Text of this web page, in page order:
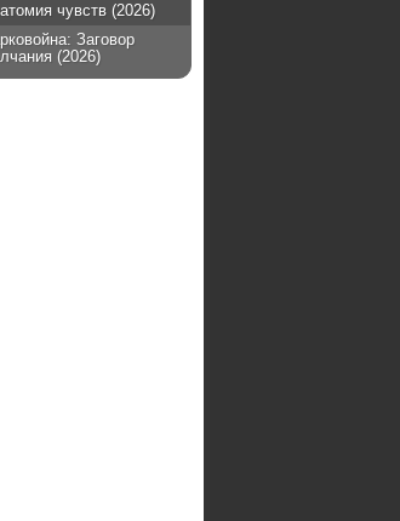
чувств (2026)
Заговор
(2026)